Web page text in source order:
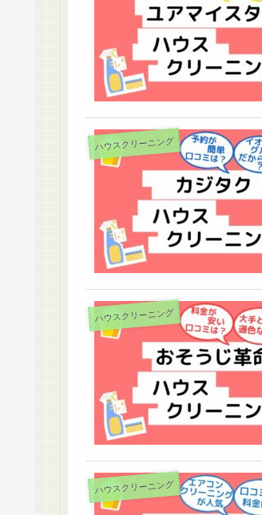
ハウスクリーニング
ハウスクリーニング
ハウスクリーニング